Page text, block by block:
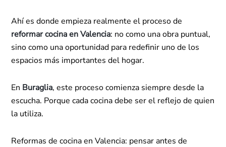
Ahí es donde empieza realmente el proceso de
reformar cocina en Valencia: no como una obra puntual,
sino como una oportunidad para redefinir uno de los
espacios más importantes del hogar.
En Buraglia, este proceso comienza siempre desde la
escucha. Porque cada cocina debe ser el reflejo de quien
la utiliza.
Reformas de cocina en Valencia: pensar antes de